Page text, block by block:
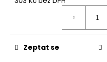
Zeptat se